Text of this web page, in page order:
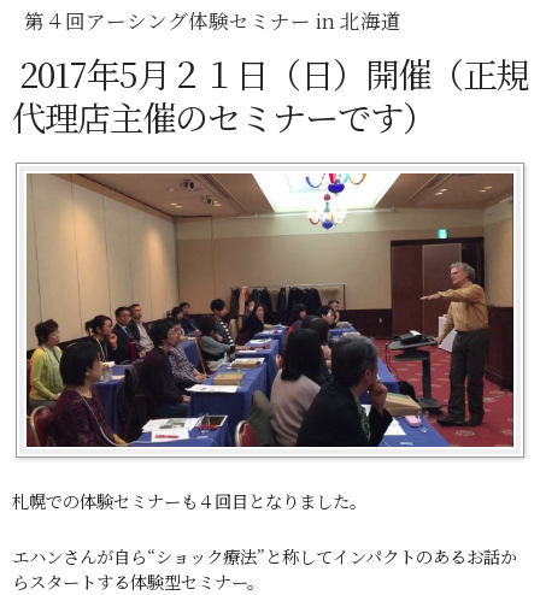
第４回アーシング体験セミナー in 北海道
2017年5月２１日（日）開催（正規
代理店主催のセミナーです）
札幌での体験セミナーも４回目となりました。
エハンさんが自ら“ショック療法”と称してインパクトのあるお話か
らスタートする体験型セミナー。